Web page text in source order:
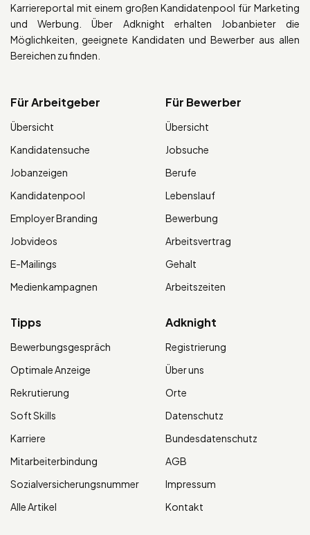
Karriereportal mit einem großen Kandidatenpool für Marketing
und Werbung. Über Adknight erhalten Jobanbieter die
Möglichkeiten, geeignete Kandidaten und Bewerber aus allen
Bereichen zu finden.
Für Arbeitgeber
Übersicht
Kandidatensuche
Jobanzeigen
Kandidatenpool
Employer Branding
Jobvideos
E-Mailings
Medienkampagnen
Für Bewerber
Übersicht
Jobsuche
Berufe
Lebenslauf
Bewerbung
Arbeitsvertrag
Gehalt
Arbeitszeiten
Tipps
Bewerbungsgespräch
Optimale Anzeige
Rekrutierung
Soft Skills
Karriere
Mitarbeiterbindung
Sozialversicherungsnummer
Alle Artikel
Adknight
Registrierung
Über uns
Orte
Datenschutz
Bundesdatenschutz
AGB
Impressum
Kontakt